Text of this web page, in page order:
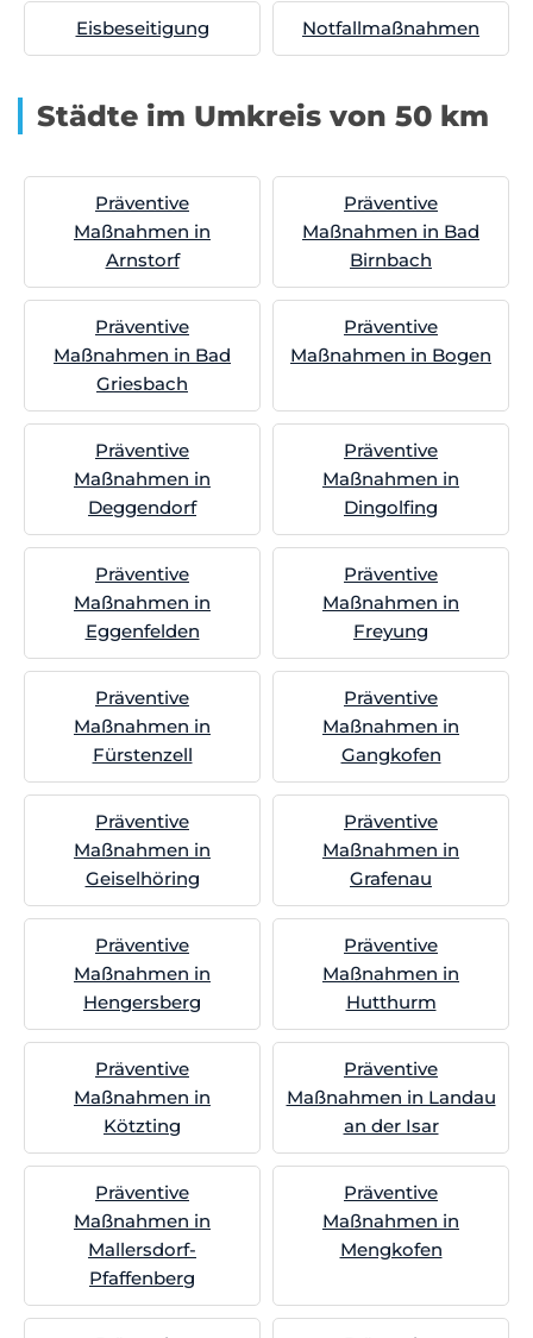
Eisbeseitigung Notfallmaßnahmen
Städte im Umkreis von 50 km
Präventive
Maßnahmen in
Arnstorf
Präventive
Maßnahmen in Bad
Birnbach
Präventive
Maßnahmen in Bad
Griesbach
Präventive
Maßnahmen in Bogen
Präventive
Maßnahmen in
Deggendorf
Präventive
Maßnahmen in
Dingolfing
Präventive
Maßnahmen in
Eggenfelden
Präventive
Maßnahmen in
Freyung
Präventive
Maßnahmen in
Fürstenzell
Präventive
Maßnahmen in
Gangkofen
Präventive
Maßnahmen in
Geiselhöring
Präventive
Maßnahmen in
Grafenau
Präventive
Maßnahmen in
Hengersberg
Präventive
Maßnahmen in
Hutthurm
Präventive
Maßnahmen in
Kötzting
Präventive
Maßnahmen in Landau
an der Isar
Präventive
Maßnahmen in
Mallersdorf-
Pfaffenberg
Präventive
Maßnahmen in
Mengkofen